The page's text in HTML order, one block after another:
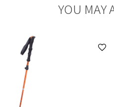
YOU MAY
הוספה למועדפים